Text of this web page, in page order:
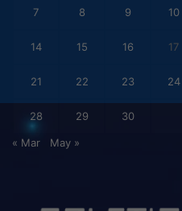
7 8 9 10
14 15 16 17
21 22 23 24
28 29 30
« Mar May »